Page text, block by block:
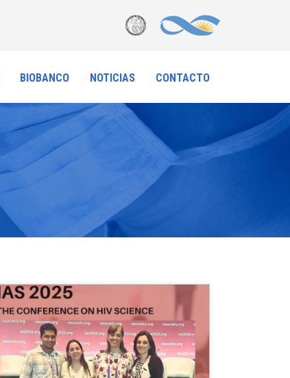
BIOBANCO NOTICIAS CONTACTO